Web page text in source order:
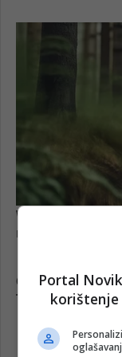
Portal
korištenje